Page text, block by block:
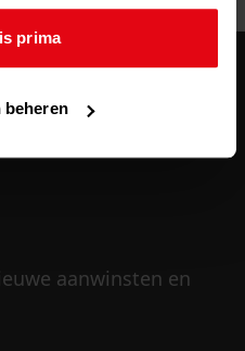
prima
beheren
aanwinsten en